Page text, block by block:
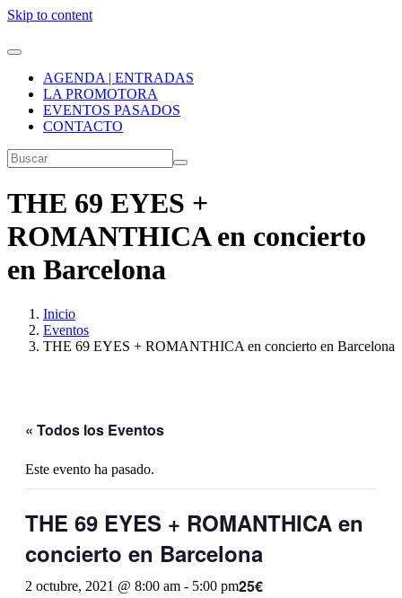
Skip to content
AGENDA | ENTRADAS
LA PROMOTORA
EVENTOS PASADOS
CONTACTO
THE 69 EYES +
ROMANTHICA en concierto
en Barcelona
Inicio
Eventos
THE 69 EYES + ROMANTHICA en concierto en Barcelona
« Todos los Eventos
Este evento ha pasado.
THE 69 EYES + ROMANTHICA en
concierto en Barcelona
2 octubre, 2021 @ 8:00 am - 5:00 pm25€